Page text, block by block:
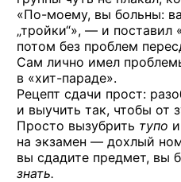
«По-моему, вы больны:
„тройки“», — и поставил
потом без проблем
Сам лично имел
в «хит-параде».
Рецепт сдачи прост:
и выучить так, чтобы от
Просто вызубрить тупо
на экзамен — дохлый
вы сдадите предмет, вы
знать.